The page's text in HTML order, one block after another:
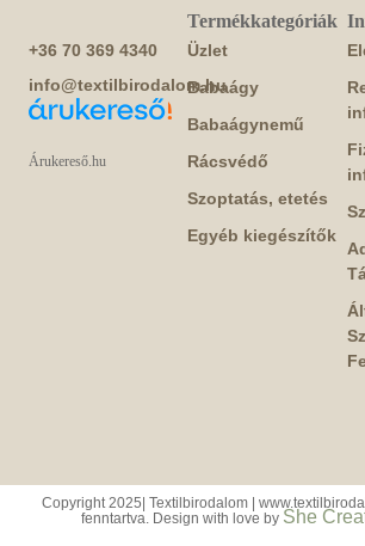
+36 70 369 4340
info@textilbirodalom.hu
Árukereső.hu
Termékkategóriák
Üzlet
Babaágy
Babaágynemű
Rácsvédő
Szoptatás, etetés
Egyéb kiegészítők
Copyright 2025| Textilbirodalom |
fenntartva. Design with love by She